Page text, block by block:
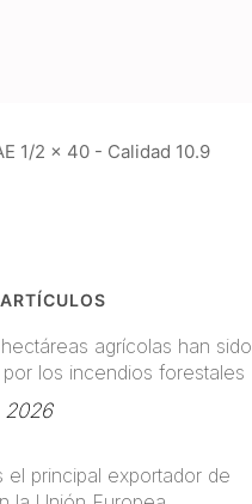
1/2 x 40 - Calidad 10.9
agrícolas han sido
los incendios forestales
2026
el principal exportador de